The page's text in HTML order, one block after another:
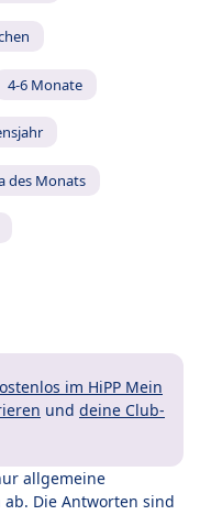
4-6 Monate
des Monats
im HiPP Mein
und deine Club-
allgemeine
Die Antworten sind